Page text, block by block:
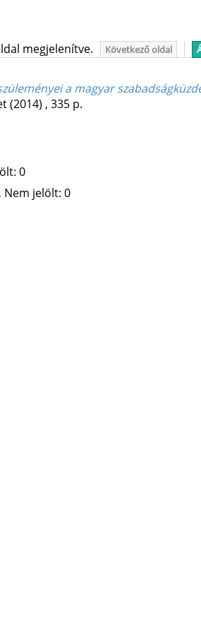
megjelenítve. Következő oldal
a magyar
(2014) , 335 p.
0
Nem jelölt: 0